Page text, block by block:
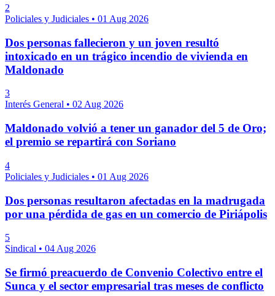
2
Policiales y Judiciales • 01 Aug 2026
Dos personas fallecieron y un joven resultó
intoxicado en un trágico incendio de vivienda en
Maldonado
3
Interés General • 02 Aug 2026
Maldonado volvió a tener un ganador del 5 de Oro;
el premio se repartirá con Soriano
4
Policiales y Judiciales • 01 Aug 2026
Dos personas resultaron afectadas en la madrugada
por una pérdida de gas en un comercio de Piriápolis
5
Sindical • 04 Aug 2026
Se firmó preacuerdo de Convenio Colectivo entre el
Sunca y el sector empresarial tras meses de conflicto